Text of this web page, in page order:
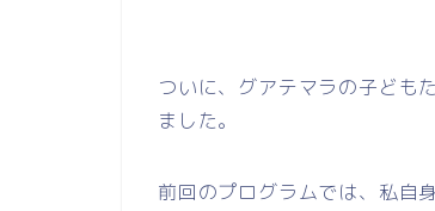
ついに、グアテマラの子ども
ました。
前回のプログラムでは、私自